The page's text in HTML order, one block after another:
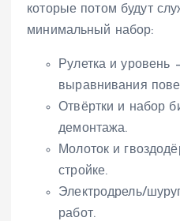
которые потом будут
минимальный набор:
Рулетка и уровень
выравнивания
Отвёртки и набор
демонтажа.
Молоток и
стройке.
Электродрель/
работ.